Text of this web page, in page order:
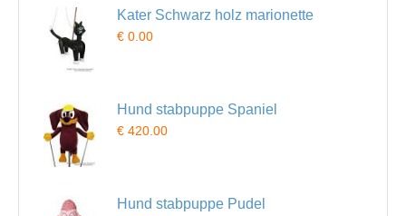
Kater Schwarz holz marionette
€ 0.00
Hund stabpuppe Spaniel
€ 420.00
Hund stabpuppe Pudel